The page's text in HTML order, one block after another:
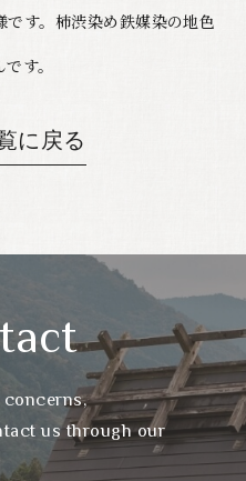
す。柿渋染め鉄媒染の地色
す。
に戻る
concerns,
us through our